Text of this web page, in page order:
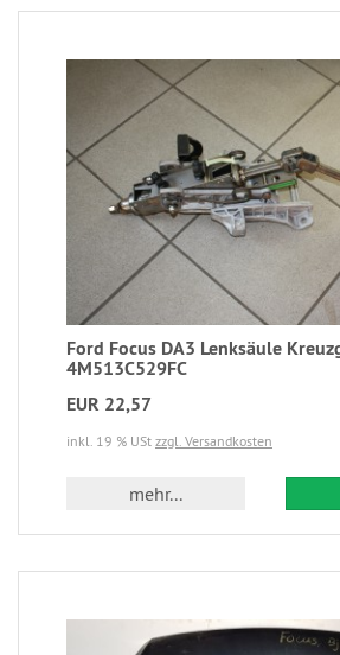
Ford Focus DA3 Lenksäule
4M513C529FC
EUR 22,57
inkl. 19 % USt zzgl. Versandkosten
mehr...